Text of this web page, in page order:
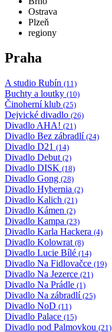
Ostrava
Plzeň
regiony
Praha
A studio Rubín (11)
Buchty a loutky (10)
Činoherní klub (25)
Dejvické divadlo (26)
Divadlo AHA! (21)
Divadlo Bez zábradlí (24)
Divadlo D21 (14)
Divadlo Debut (2)
Divadlo DISK (18)
Divadlo Gong (28)
Divadlo Hybernia (2)
Divadlo Kalich (21)
Divadlo Kámen (2)
Divadlo Kampa (23)
Divadlo Karla Hackera (4)
Divadlo Kolowrat (8)
Divadlo Lucie Bílé (14)
Divadlo Na Fidlovačce (19)
Divadlo Na Jezerce (21)
Divadlo Na Prádle (1)
Divadlo Na zábradlí (25)
Divadlo NoD (11)
Divadlo Palace (15)
Divadlo pod Palmovkou (21)